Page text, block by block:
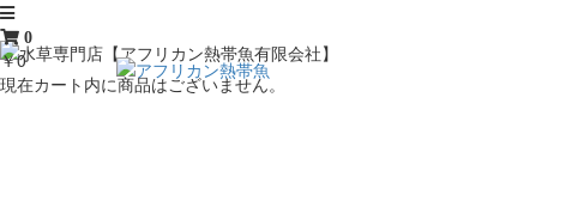
0
￥0
現在カート内に商品はございません。